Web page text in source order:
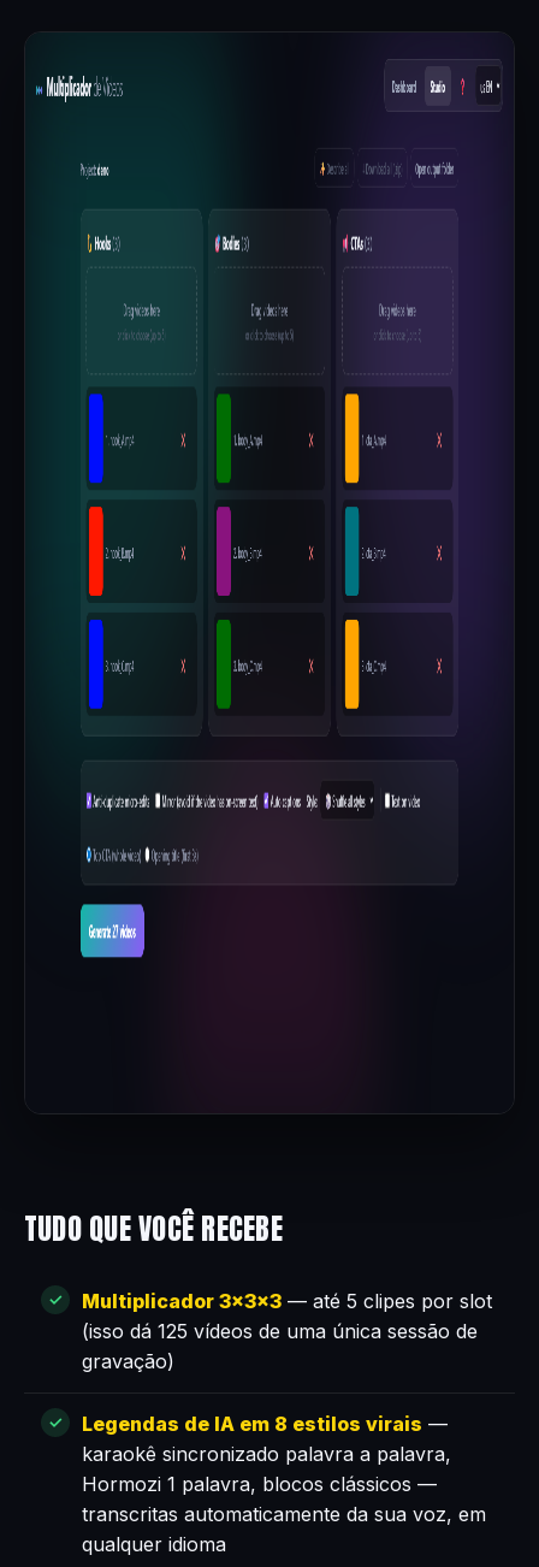
TUDO QUE VOCÊ RECEBE
Multiplicador 3×3×3 — até 5 clipes por slot
(isso dá 125 vídeos de uma única sessão de
gravação)
Legendas de IA em 8 estilos virais —
karaokê sincronizado palavra a palavra,
Hormozi 1 palavra, blocos clássicos —
transcritas automaticamente da sua voz, em
qualquer idioma